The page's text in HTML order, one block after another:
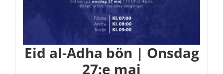
Eid al-Adha bön | Onsdag
27:e maj